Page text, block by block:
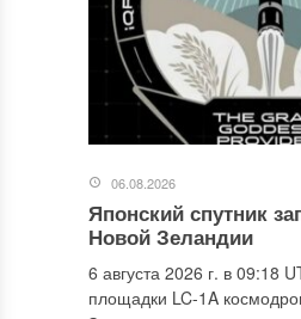
06.08.2026
Японский спутник
Новой Зеландии
6 августа 2026 г. в 09:18
площадки LC-1A